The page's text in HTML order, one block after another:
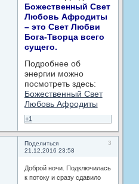
Божественный Свет
Любовь Афродиты
– это Свет Любви
Бога-Творца всего
сущего.
Подробнее об
энергии можно
посмотреть здесь:
Божественный Свет
Любовь Афродиты
+1
Поделиться
3
21.12.2016 23:58
Доброй ночи. Подключилась
к потоку и сразу сдавило